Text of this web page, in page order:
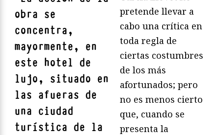
obra se
concentra,
mayormente, en
este hotel de
lujo, situado en
las afueras de
una ciudad
turística de la
pretende llevar a
cabo una crítica en
toda regla de
ciertas costumbres
de los más
afortunados; pero
no es menos cierto
que, cuando se
presenta la